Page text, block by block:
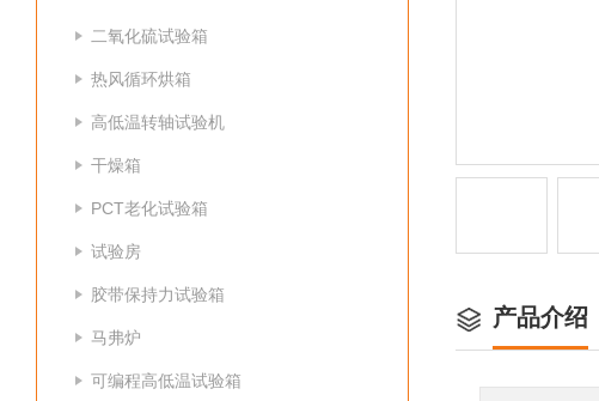
二氧化硫试验箱
热风循环烘箱
高低温转轴试验机
干燥箱
PCT老化试验箱
试验房
胶带保持力试验箱
马弗炉
可编程高低温试验箱
产品介绍